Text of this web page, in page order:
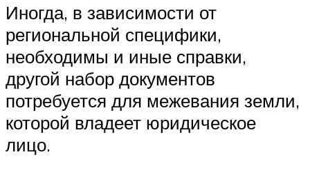
Иногда, в зависимости от
региональной специфики,
необходимы и иные справки,
другой набор документов
потребуется для межевания земли,
которой владеет юридическое
лицо.